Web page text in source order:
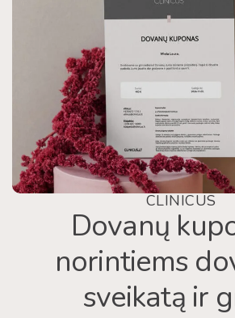
CLINICUS
Dovanų
norintiems
sveikatą ir